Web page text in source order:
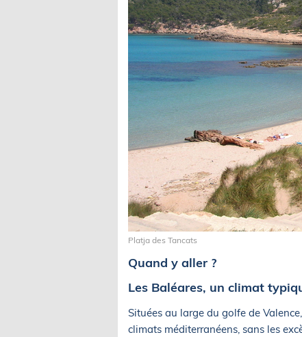
Platja des Tancats
Quand y aller ?
Les Baléares, un climat
Situées au large du golfe de
climats méditerranéens, sans les